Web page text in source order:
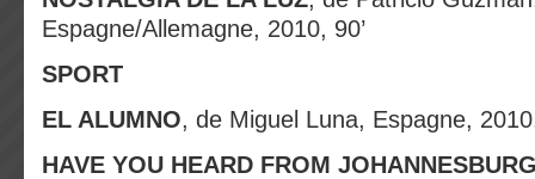
Espagne/Allemagne, 2010, 90’
SPORT
EL ALUMNO, de Miguel Luna, Espagne,
HAVE YOU HEARD FROM